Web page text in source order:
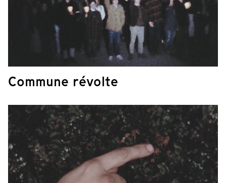
Commune révolte